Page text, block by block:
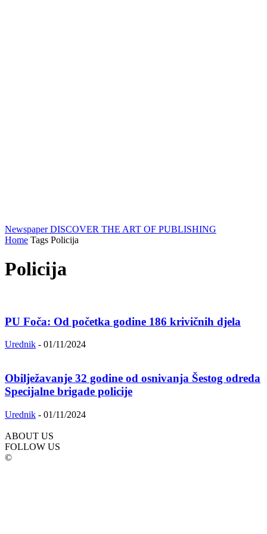
Newspaper DISCOVER THE ART OF PUBLISHING
Home Tags Policija
Policija
PU Foča: Od početka godine 186 krivičnih djela
Urednik - 01/11/2024
Obilježavanje 32 godine od osnivanja Šestog odreda
Specijalne brigade policije
Urednik - 01/11/2024
ABOUT US
FOLLOW US
©